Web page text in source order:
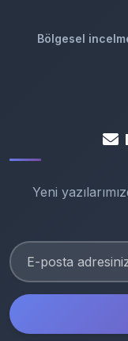
Bölgesel
Yeni